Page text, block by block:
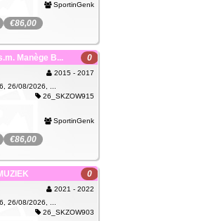
SportinGenk
€86,00
je niet meer
op de wachtlijst.
Manège B... 0
2015 - 2017
26/08/2026, ...
26_SKZOW915
SportinGenk
€86,00
je niet meer
op de wachtlijst.
0
2021 - 2022
26/08/2026, ...
26_SKZOW903